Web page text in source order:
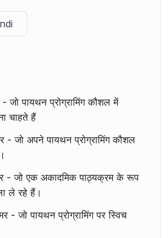
जो पायथन प्रोग्रामिंग कौशल में
चाहते हैं
- जो अपने पायथन प्रोग्रामिंग कौशल
- जो एक अकादमिक पाठ्यक्रम के रूप
ले रहे हैं।
- जो पायथन प्रोग्रामिंग पर स्विच